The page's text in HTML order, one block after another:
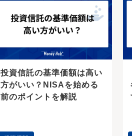
投資信託の基準価額は高い
方がいい？NISAを始める
前のポイントを解説